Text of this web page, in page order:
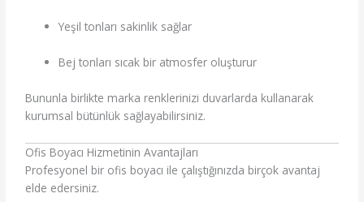
Yeşil tonları sakinlik sağlar
Bej tonları sıcak bir atmosfer oluşturur
Bununla birlikte marka renklerinizi duvarlarda kullanarak
kurumsal bütünlük sağlayabilirsiniz.
Ofis Boyacı Hizmetinin Avantajları
Profesyonel bir ofis boyacı ile çalıştığınızda birçok avantaj
elde edersiniz.